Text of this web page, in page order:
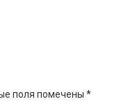
поля помечены *